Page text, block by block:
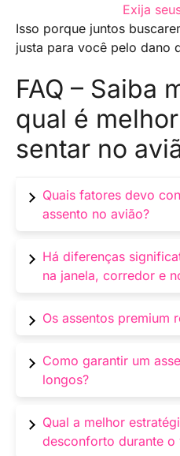
Exija
Isso porque juntos
justa para você pelo dano
FAQ – Saiba
qual é
sentar no
Quais fatores devo
assento no avião?
Considere o tipo de
e necessidades
com banheiros, visão
Há diferenças
na janela, corredor e
Sim, cada local possui
janela oferece vista, o
para quem prefere
Os assentos premium
Depende das suas
premium podem
espaço e privilégios,
Como garantir um
longos?
Antecipe-se ao check-
com mais espaço
Qual a melhor
desconforto durante o